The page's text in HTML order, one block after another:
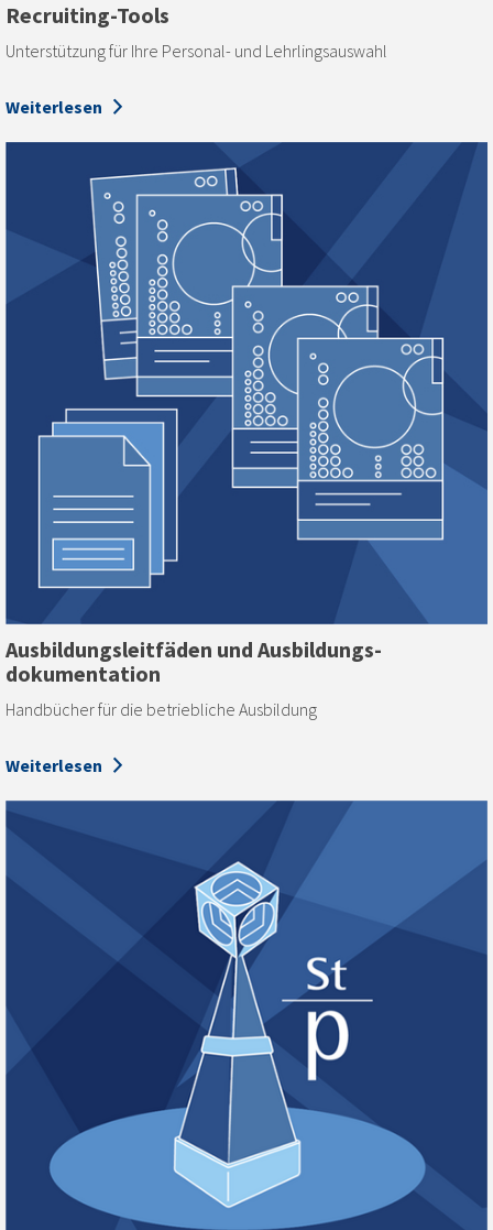
Recruiting-Tools
Unterstützung für Ihre Personal- und Lehrlingsauswahl
Weiterlesen
Ausbildungs­leitfäden und Ausbildungs­
dokumentation
Handbücher für die betriebliche Ausbildung
Weiterlesen